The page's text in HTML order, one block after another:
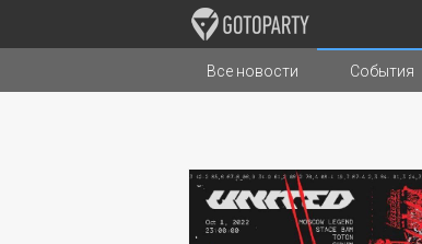
Города Музыка
Все новости События